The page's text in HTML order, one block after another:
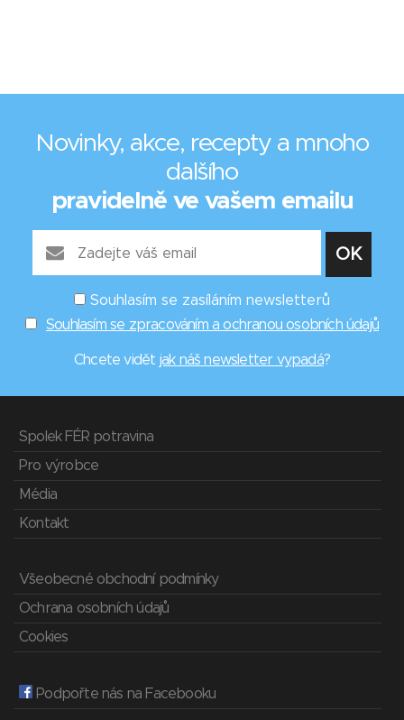
Novinky, akce, recepty a mnoho
dalšího
pravidelně ve vašem emailu
Souhlasím se zasíláním newsletterů
Souhlasím se zpracováním a ochranou osobních údajů
Chcete vidět jak náš newsletter vypadá?
Spolek FÉR potravina
Pro výrobce
Média
Kontakt
Všeobecné obchodní podmínky
Ochrana osobních údajů
Cookies
Podpořte nás na Facebooku